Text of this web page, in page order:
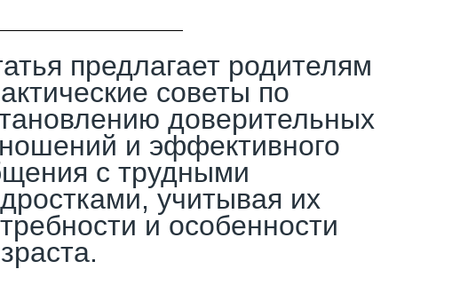
предлагает родителям
советы по
доверительных
и эффективного
с трудными
учитывая их
и особенности